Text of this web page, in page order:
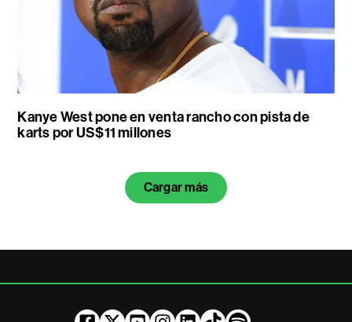
Kanye West pone en venta rancho con pista de
karts por US$11 millones
Cargar más